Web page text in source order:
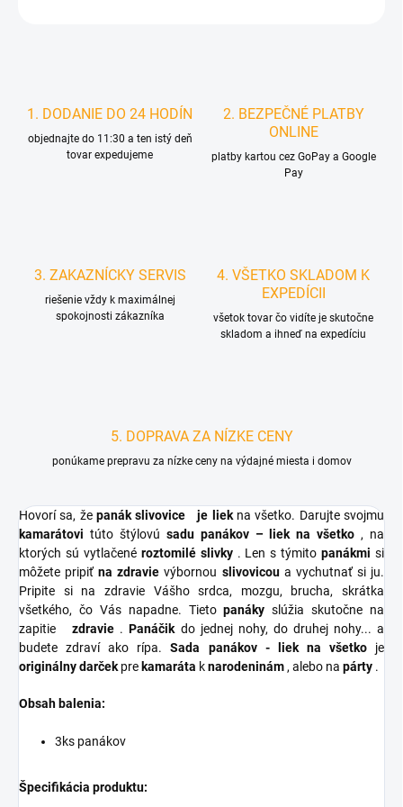
1. DODANIE DO 24 HODÍN
objednajte do 11:30 a ten istý deň
tovar expedujeme
2. BEZPEČNÉ PLATBY
ONLINE
platby kartou cez GoPay a Google
Pay
3. ZAKAZNÍCKY SERVIS
riešenie vždy k maximálnej
spokojnosti zákazníka
4. VŠETKO SKLADOM K
EXPEDÍCII
všetok tovar čo vidíte je skutočne
skladom a ihneď na expedíciu
5. DOPRAVA ZA NÍZKE CENY
ponúkame prepravu za nízke ceny na výdajné miesta i domov
Hovorí sa, že panák slivovice je liekna všetko. Darujte svojmu
kamarátovi túto štýlovú sadu panákov – liek na všetko , na
ktorých sú vytlačené roztomilé slivky. Len s týmitopanákmi si
môžete pripiťna zdravie výbornou slivovicoua vychutnať si ju.
Pripite si na zdravie Vášho srdca, mozgu, brucha, skrátka
všetkého, čo Vás napadne. Tietopanáky slúžia skutočne na
zapitie
zdravie .Panáčikdo jednej nohy, do druhej nohy... a
budete zdraví ako rípa.Sada panákov - liek na všetkoje
originálny darčekpre kamaráta knarodeninám, alebo na párty .
Obsah balenia:
3ks panákov
Špecifikácia produktu: